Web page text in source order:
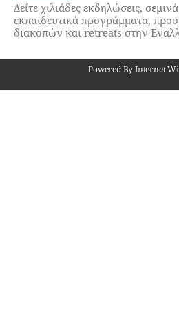
Δείτε χιλιάδες εκδηλώσεις,
εκπαιδευτικά προγράμματα,
διακοπών και retreats στην
Powered By Internet